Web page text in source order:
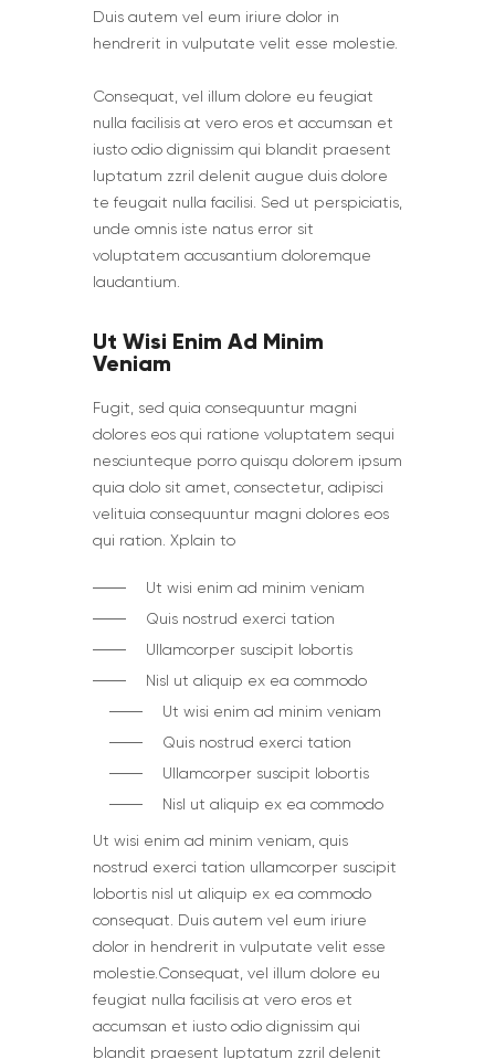
Duis autem vel eum iriure dolor in
hendrerit in vulputate velit esse molestie.
Сonsequat, vel illum dolore eu feugiat
nulla facilisis at vero eros et accumsan et
iusto odio dignissim qui blandit praesent
luptatum zzril delenit augue duis dolore
te feugait nulla facilisi. Sed ut perspiciatis,
unde omnis iste natus error sit
voluptatem accusantium doloremque
laudantium.
Ut Wisi Enim Ad Minim
Veniam
Fugit, sed quia consequuntur magni
dolores eos qui ratione voluptatem sequi
nesciunteque porro quisqu dolorem ipsum
quia dolo sit amet, consectetur, adipisci
velituia consequuntur magni dolores eos
qui ration. Xplain to
Ut wisi enim ad minim veniam
Quis nostrud exerci tation
Ullamcorper suscipit lobortis
Nisl ut aliquip ex ea commodo
Ut wisi enim ad minim veniam
Quis nostrud exerci tation
Ullamcorper suscipit lobortis
Nisl ut aliquip ex ea commodo
Ut wisi enim ad minim veniam, quis
nostrud exerci tation ullamcorper suscipit
lobortis nisl ut aliquip ex ea commodo
consequat. Duis autem vel eum iriure
dolor in hendrerit in vulputate velit esse
molestie.Сonsequat, vel illum dolore eu
feugiat nulla facilisis at vero eros et
accumsan et iusto odio dignissim qui
blandit praesent luptatum zzril delenit